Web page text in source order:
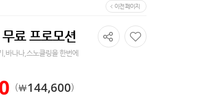
이전 페이지
료 프로모션
바나나,스노클링을 한번에
￦144,600